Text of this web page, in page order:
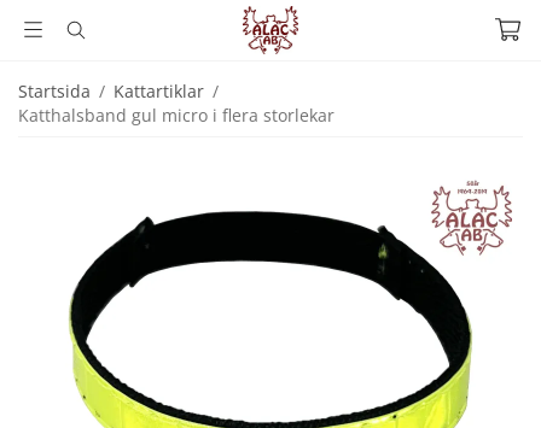
Startsida / Kattartiklar /
Katthalsband gul micro i flera storlekar